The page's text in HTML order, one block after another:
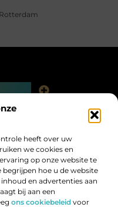
heeft over uw
we cookies en
op onze website te
begrijpen hoe u de website
en advertenties aan
bij aan een
ons cookiebeleid voor